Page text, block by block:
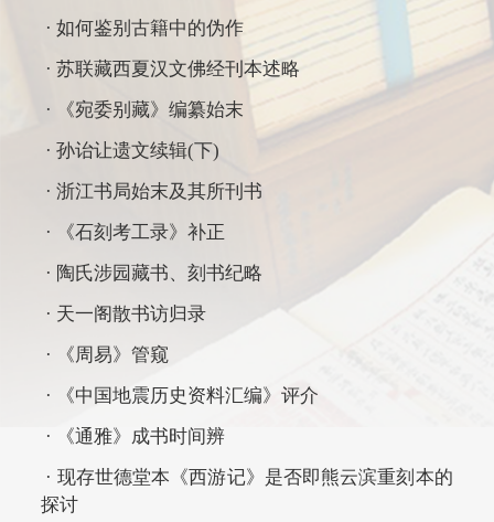
· 如何鉴别古籍中的伪作
· 苏联藏西夏汉文佛经刊本述略
· 《宛委别藏》编纂始末
· 孙诒让遗文续辑(下)
· 浙江书局始末及其所刊书
· 《石刻考工录》补正
· 陶氏涉园藏书、刻书纪略
· 天一阁散书访归录
· 《周易》管窥
· 《中国地震历史资料汇编》评介
· 《通雅》成书时间辨
· 现存世德堂本《西游记》是否即熊云滨重刻本的
探讨